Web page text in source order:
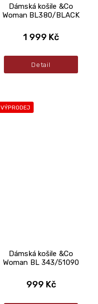
Dámská košile &Co
Woman BL380/BLACK
1 999 Kč
Detail
VÝPRODEJ
Dámská košile &Co
Woman BL 343/51090
999 Kč